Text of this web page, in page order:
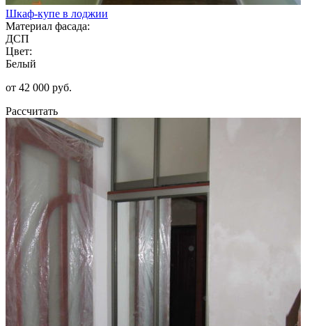
Шкаф-купе в лоджии
Материал фасада:
ДСП
Цвет:
Белый
от 42 000 руб.
Рассчитать